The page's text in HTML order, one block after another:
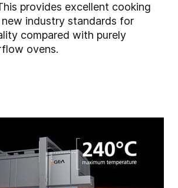
provides excellent cooking
industry standards for
compared with purely
ovens.